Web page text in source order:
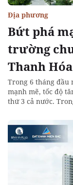
Bứt phá
trường
Thanh
Địa phương
Trong 6 tháng đầu
mạnh mẽ, tốc độ
thứ 3 cả nước.